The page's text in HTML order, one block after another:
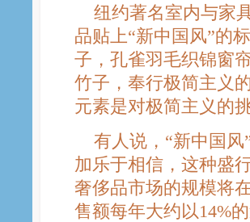
纽约著名室内与家
品贴上“新中国风”的
子，孔雀羽毛织锦窗
竹子，奉行极简主义
元素是对极简主义的
有人说，“新中国风
加乐于相信，这种盛
奢侈品市场的规模将
售额每年大约以14%